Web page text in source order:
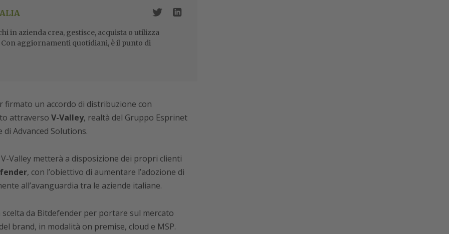
in azienda crea, gestisce, acquista o utilizza
aggiornamenti quotidiani, è il punto di
firmato un accordo di distribuzione con
attraverso V-Valley, realtà del Gruppo Esprinet
Advanced Solutions.
Valley metterà a disposizione dei propri clienti
, con l’obiettivo di aumentare l’adozione di
all’avanguardia tra le aziende italiane.
da Bitdefender per portare sul mercato
brand, in modalità on premise, cloud e MSP.